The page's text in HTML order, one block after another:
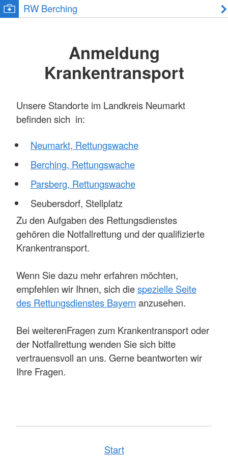
RW Berching
Anmeldung
Krankentransport
Unsere Standorte im Landkreis Neumarkt
befinden sich in:
Neumarkt, Rettungswache
Berching, Rettungswache
Parsberg, Rettungswache
Seubersdorf, Stellplatz
Zu den Aufgaben des Rettungsdienstes
gehören die Notfallrettung und der qualifizierte
Krankentransport.
Wenn Sie dazu mehr erfahren möchten,
empfehlen wir Ihnen, sich diespezielle Seite
des Rettungsdienstes Bayern anzusehen.
Bei weiterenFragen zum Krankentransport oder
der Notfallrettung wenden Sie sich bitte
vertrauensvoll an uns. Gerne beantworten wir
Ihre Fragen.
Start